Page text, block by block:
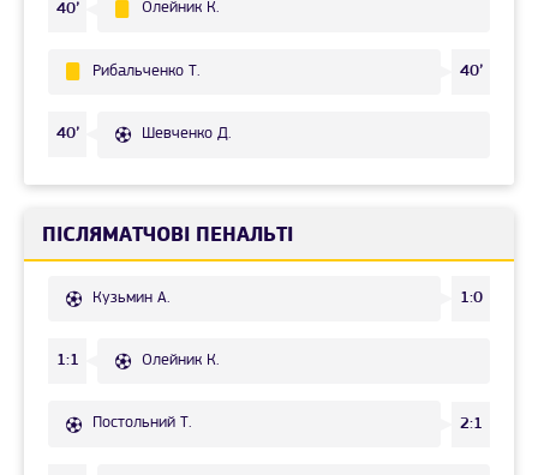
40’ Олейник К.
Рибальченко Т. 40’
40’ Шевченко Д.
ПІСЛЯМАТЧОВІ ПЕНАЛЬТІ
Кузьмин А. 1:0
1:1 Олейник К.
Постольний Т. 2:1